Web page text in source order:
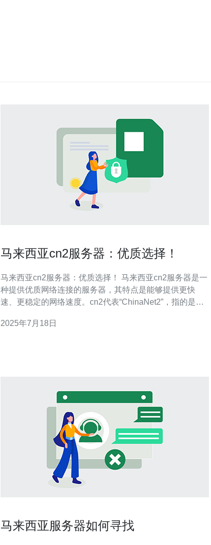
马来西亚cn2服务器：优质选择！
马来西亚cn2服务器：优质选择！ 马来西亚cn2服务器是一
种提供优质网络连接的服务器，其特点是能够提供更快
速、更稳定的网络速度。cn2代表“ChinaNet2”，指的是中
西亚cn2服务器有许多优势。首先，马来西亚地理位置优
2025年7月18日
马来西亚服务器如何寻找